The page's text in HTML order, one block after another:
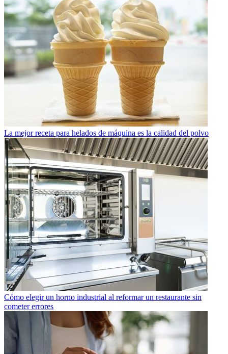
La mejor receta para helados de máquina es la calidad del polvo
Cómo elegir un horno industrial al reformar un restaurante sin
cometer errores